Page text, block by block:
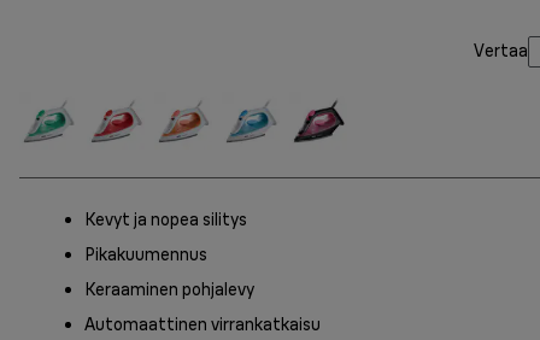
Vertaa
Kevyt ja nopea silitys
Pikakuumennus
Keraaminen pohjalevy
Automaattinen virrankatkaisu